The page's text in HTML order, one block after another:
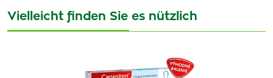
Vielleicht finden Sie es nützlich